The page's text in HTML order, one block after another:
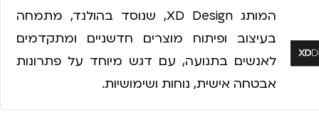
המותג XD Design, שנוסד בהולנד, מתמחה
בעיצוב ופיתוח מוצרים חדשניים ומתקדמים
לאנשים בתנועה, עם דגש מיוחד על פתרונות
אבטחה אישית, נוחות ושימושיות.